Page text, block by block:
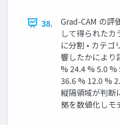
38.
Grad-CAM の評
して得られた
に分割 • カテゴ
響したかにより
% 24.4 % 5.0 %
36.6 % 12.0 %
縦隔領域が判
拠を数値化しモ